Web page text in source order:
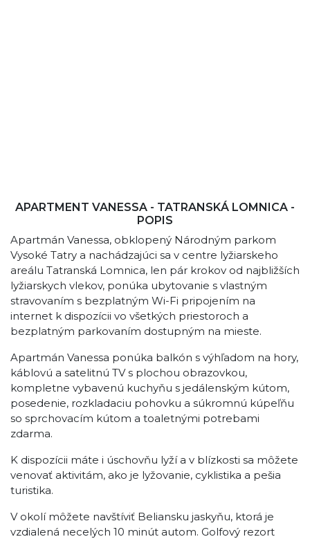
APARTMENT VANESSA - TATRANSKÁ LOMNICA -
POPIS
Apartmán Vanessa, obklopený Národným parkom
Vysoké Tatry a nachádzajúci sa v centre lyžiarskeho
areálu Tatranská Lomnica, len pár krokov od najbližších
lyžiarskych vlekov, ponúka ubytovanie s vlastným
stravovaním s bezplatným Wi-Fi pripojením na
internet k dispozícii vo všetkých priestoroch a
bezplatným parkovaním dostupným na mieste.
Apartmán Vanessa ponúka balkón s výhľadom na hory,
káblovú a satelitnú TV s plochou obrazovkou,
kompletne vybavenú kuchyňu s jedálenským kútom,
posedenie, rozkladaciu pohovku a súkromnú kúpeľňu
so sprchovacím kútom a toaletnými potrebami
zdarma.
K dispozícii máte i úschovňu lyží a v blízkosti sa môžete
venovať aktivitám, ako je lyžovanie, cyklistika a pešia
turistika.
V okolí môžete navštíviť Beliansku jaskyňu, ktorá je
vzdialená necelých 10 minút autom. Golfový rezort